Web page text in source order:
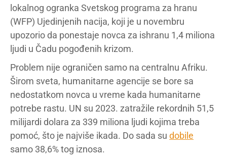
lokalnog ogranka Svetskog programa za hranu
(WFP) Ujedinjenih nacija, koji je u novembru
upozorio da ponestaje novca za ishranu 1,4 miliona
ljudi u Čadu pogođenih krizom.
Problem nije ograničen samo na centralnu Afriku.
Širom sveta, humanitarne agencije se bore sa
nedostatkom novca u vreme kada humanitarne
potrebe rastu. UN su 2023. zatražile rekordnih 51,5
milijardi dolara za 339 miliona ljudi kojima treba
pomoć, što je najviše ikada. Do sada su dobile
samo 38,6% tog iznosa.